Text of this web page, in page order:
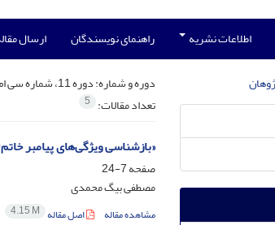
اطلاعات نشریه راهنمای نویسندگان ارسال
دوره و شماره:دوره 11، شماره سی ام -تابستان 1403 - شماره پیاپی 11، شهریور 1403، صفحه 1-121
تعداد مقالات: 5
«بازشناسی ویژگی‌های پیامبر
صفحه7-24
مصطفی بیگ محمدی
مشاهده مقاله اصل مقاله 4.15 M